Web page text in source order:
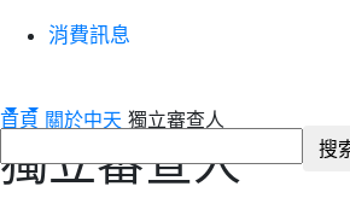
消費訊息
首頁 關於中天 獨立審查人
獨立審查人